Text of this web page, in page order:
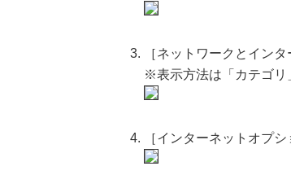
［ネットワークとイン
※表示方法は「カテゴリ
［インターネットオプ